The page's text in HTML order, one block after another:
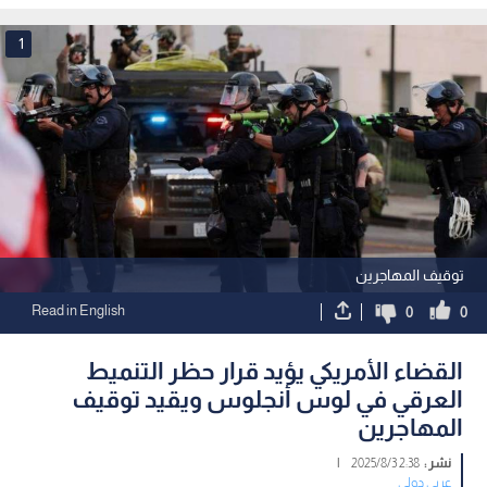
توقيف المهاجرين
1
0
0
Read in English
القضاء الأمريكي يؤيد قرار حظر التنميط
العرقي في لوس أنجلوس ويقيد توقيف
المهاجرين
نشر :2:38 2025/8/3
|
عربي دولي